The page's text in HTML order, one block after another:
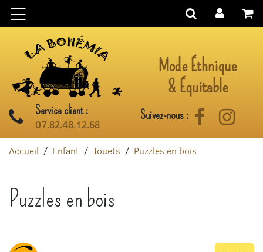
Aller au contenu
Mode Éthnique
& Équitable
Service client :
07.82.48.12.68
Suivez-nous : Facebook
Accueil Enfant Jouets Puzzles en bois
Puzzles en bois